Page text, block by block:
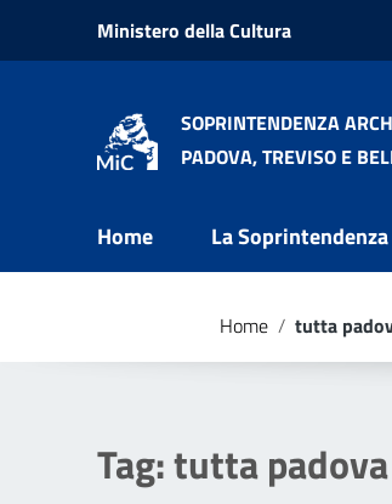
Vai ai contenuti
Vai al menu di navigazione
Ministero della Cultura
SOPRINTENDENZA
PADOVA, TREVISO E
Home La Soprintendenza
Home / tutta
Tag:tutta